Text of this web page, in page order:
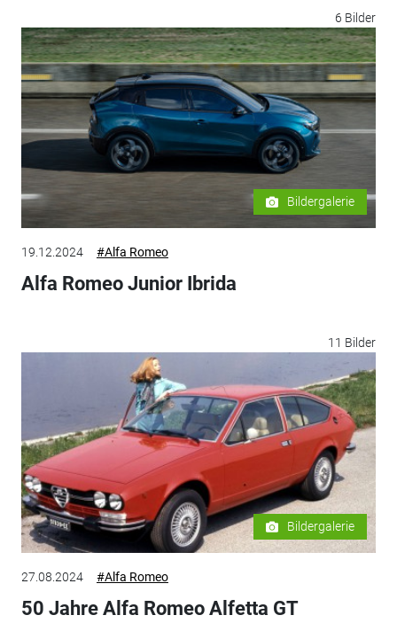
6 Bilder
Bildergalerie
19.12.2024 #Alfa Romeo
Alfa Romeo Junior Ibrida
11 Bilder
Bildergalerie
27.08.2024 #Alfa Romeo
50 Jahre Alfa Romeo Alfetta GT